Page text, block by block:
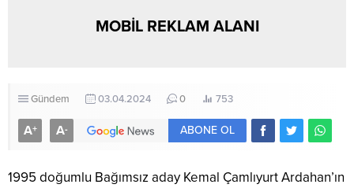
MOBİL REKLAM ALANI
Gündem 03.04.2024 0 753
A+ A- ABONE OL
1995 doğumlu Bağımsız aday Kemal Çamlıyurt Ardahan’ın